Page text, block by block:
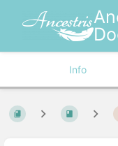
Info